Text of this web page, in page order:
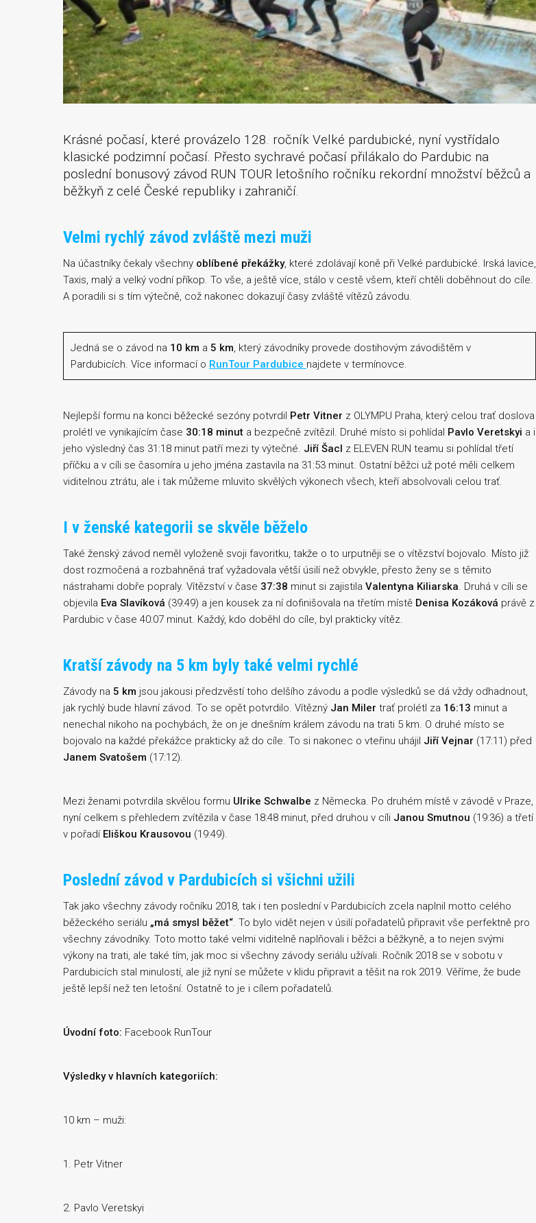
Krásné počasí, které provázelo 128. ročník Velké pardubické, nyní vystřídalo
klasické podzimní počasí. Přesto sychravé počasí přilákalo do Pardubic na
poslední bonusový závod RUN TOUR letošního ročníku rekordní množství běžců a
běžkyň z celé České republiky i zahraničí.
Velmi rychlý závod zvláště mezi muži
Na účastníky čekaly všechny oblíbené překážky, které zdolávají koně při Velké pardubické. Irská lavice,
Taxis, malý a velký vodní příkop. To vše, a ještě více, stálo v cestě všem, kteří chtěli doběhnout do cíle.
A poradili si s tím výtečně, což nakonec dokazují časy zvláště vítězů závodu.
Jedná se o závod na 10 km a 5 km, který závodníky provede dostihovým závodištěm v
Pardubicích. Více informací o RunTour Pardubice najdete v termínovce.
Nejlepší formu na konci běžecké sezóny potvrdil Petr Vitner z OLYMPU Praha, který celou trať doslova
prolétl ve vynikajícím čase 30:18 minut a bezpečně zvítězil. Druhé místo si pohlídal Pavlo Veretskyi a i
jeho výsledný čas 31:18 minut patří mezi ty výtečné. Jiří Šacl z ELEVEN RUN teamu si pohlídal třetí
příčku a v cíli se časomíra u jeho jména zastavila na 31:53 minut. Ostatní běžci už poté měli celkem
viditelnou ztrátu, ale i tak můžeme mluvito skvělých výkonech všech, kteří absolvovali celou trať.
I v ženské kategorii se skvěle běželo
Také ženský závod neměl vyloženě svoji favoritku, takže o to urputněji se o vítězství bojovalo. Místo již
dost rozmočená a rozbahněná trať vyžadovala větší úsilí než obvykle, přesto ženy se s těmito
nástrahami dobře popraly. Vítězství v čase 37:38 minut si zajistila Valentyna Kiliarska. Druhá v cíli se
objevila Eva Slavíková (39:49) a jen kousek za ní dofinišovala na třetím místě Denisa Kozáková právě z
Pardubic v čase 40:07 minut. Každý, kdo doběhl do cíle, byl prakticky vítěz.
Kratší závody na 5 km byly také velmi rychlé
Závody na 5 km jsou jakousi předzvěstí toho delšího závodu a podle výsledků se dá vždy odhadnout,
jak rychlý bude hlavní závod. To se opět potvrdilo. Vítězný Jan Miler trať prolétl za 16:13 minut a
nenechal nikoho na pochybách, že on je dnešním králem závodu na trati 5 km. O druhé místo se
bojovalo na každé překážce prakticky až do cíle. To si nakonec o vteřinu uhájil Jiří Vejnar (17:11) před
Janem Svatošem (17:12).
Mezi ženami potvrdila skvělou formu Ulrike Schwalbe z Německa. Po druhém místě v závodě v Praze,
nyní celkem s přehledem zvítězila v čase 18:48 minut, před druhou v cíli Janou Smutnou (19:36) a třetí
v pořadí Eliškou Krausovou (19:49).
Poslední závod v Pardubicích si všichni užili
Tak jako všechny závody ročníku 2018, tak i ten poslední v Pardubicích zcela naplnil motto celého
běžeckého seriálu „má smysl běžet“. To bylo vidět nejen v úsilí pořadatelů připravit vše perfektně pro
všechny závodníky. Toto motto také velmi viditelně naplňovali i běžci a běžkyně, a to nejen svými
výkony na trati, ale také tím, jak moc si všechny závody seriálu užívali. Ročník 2018 se v sobotu v
Pardubicích stal minulostí, ale již nyní se můžete v klidu připravit a těšit na rok 2019. Věříme, že bude
ještě lepší než ten letošní. Ostatně to je i cílem pořadatelů.
Úvodní foto: Facebook RunTour
Výsledky v hlavních kategoriích:
10 km – muži:
1. Petr Vitner
2. Pavlo Veretskyi